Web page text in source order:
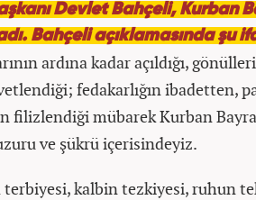
Devlet Bahçeli, Kurban
Bahçeli açıklamasında şu
ardına kadar açıldığı,
fedakarlığın ibadetten,
filizlendiği mübarek Kurban
ve şükrü içerisindeyiz.
kalbin tezkiyesi, ruhun